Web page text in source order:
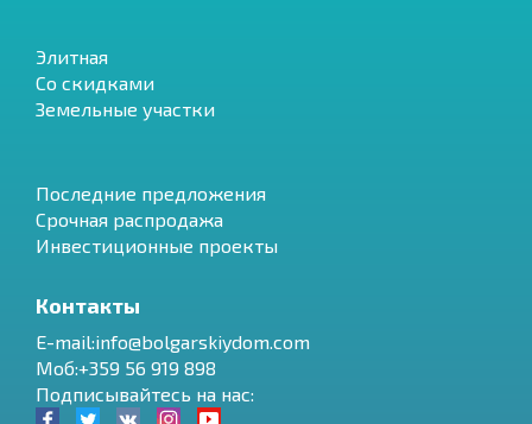
Элитная
Со скидками
Земельные участки
Последние предложения
Срочная распродажа
Инвестиционные проекты
Контакты
E-mail:info@bolgarskiydom.com
Моб:+359 56 919 898
Подписывайтесь на нас: